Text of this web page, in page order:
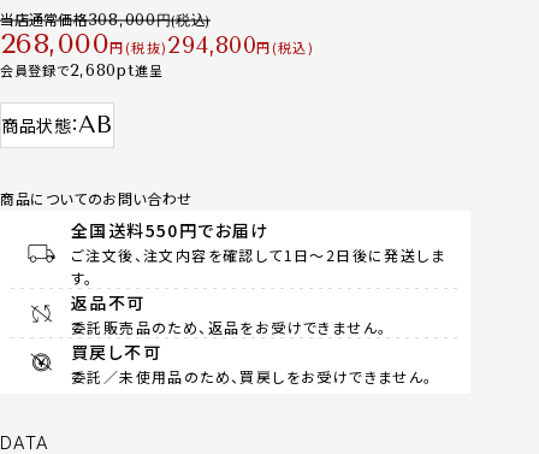
当店通常価格308,000
268,000 税抜 294,800
税込
会員登録で2,680 進呈
商品状態 AB
商品についてのお問い合わせ
全国送料550円でお届け
ご注文後、注文内容を確認して1日～2日後に発送しま
す。
返品不可
委託販売品のため、返品をお受けできません。
買戻し不可
委託／未使用品のため、買戻しをお受けできません。
DATA